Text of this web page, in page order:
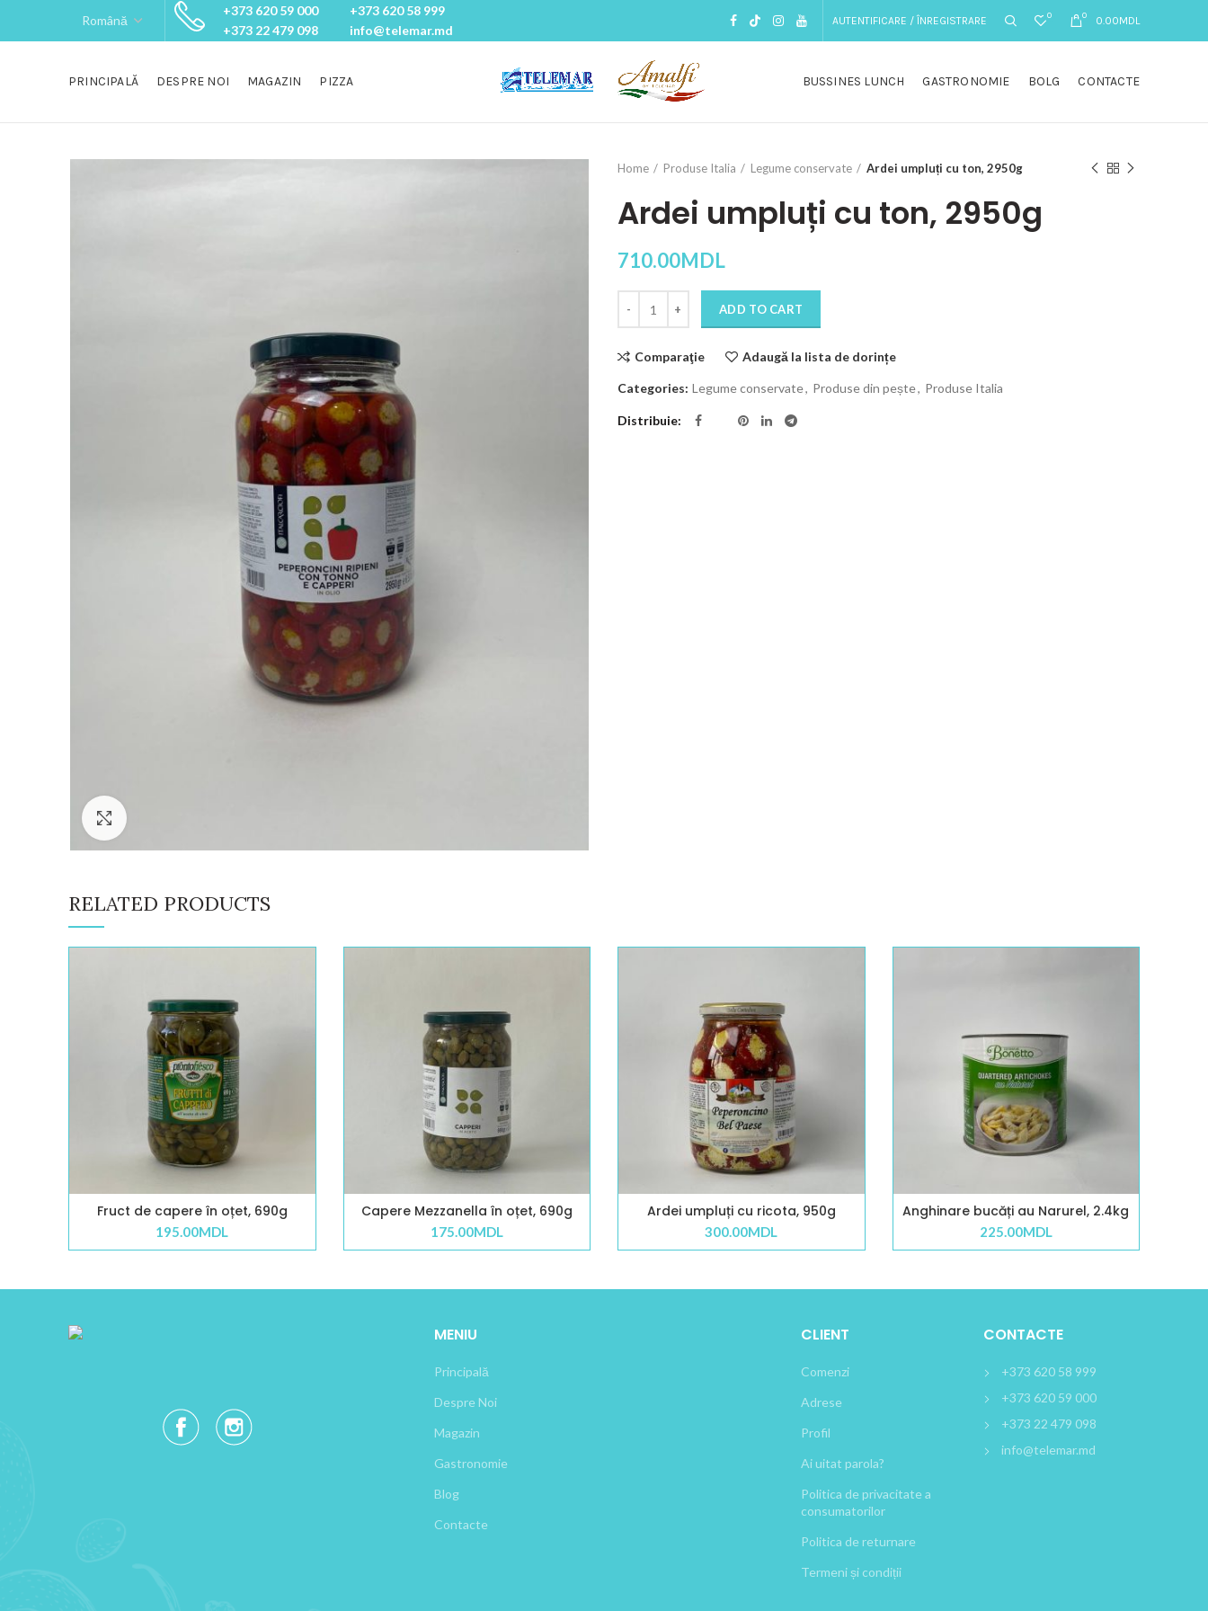
+373 620 59 000
+373 22 479 098
+373 620 58 999
info@telemar.md
AUTENTIFICARE / ÎNREGISTRARE 0 0 0.00MDL
PRINCIPALĂ DESPRE NOI MAGAZIN PIZZA BUSSINES LUNCH GASTRONOMIE BOLG CONTACTE
Home Produse Italia Legume conservate Ardei umpluți cu ton, 2950g
Ardei umpluți cu ton, 2950g
710.00MDL
ADD TO CART
Comparaţie Adaugă la lista de dorințe
Categories: Legume conservate, Produse din pește, Produse Italia
Distribuie
RELATED PRODUCTS
Fruct de capere în oțet, 690g
195.00MDL
Capere Mezzanella în oțet, 690g
175.00MDL
Ardei umpluți cu ricota, 950g
300.00MDL
Anghinare bucăți au Narurel, 2.4kg
225.00MDL
MENIU
Principală
Despre Noi
Magazin
Gastronomie
Blog
Contacte
CLIENT
Comenzi
Adrese
Profil
Ai uitat parola?
Politica de privacitate a
consumatorilor
Politica de returnare
Termeni și condiții
CONTACTE
+373 620 58 999
+373 620 59 000
+373 22 479 098
info@telemar.md